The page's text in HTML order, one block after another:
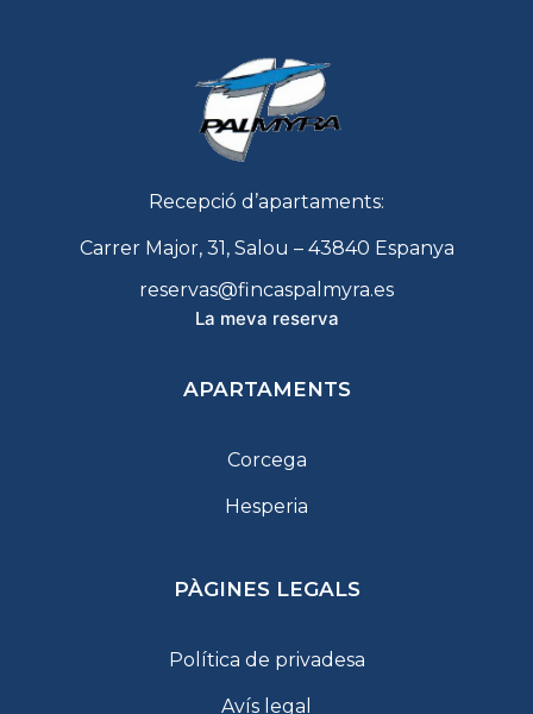
Recepció d’apartaments:
Carrer Major, 31, Salou – 43840 Espanya
reservas@fincaspalmyra.es
La meva reserva
APARTAMENTS
Corcega
Hesperia
PÀGINES LEGALS
Política de privadesa
Avís legal